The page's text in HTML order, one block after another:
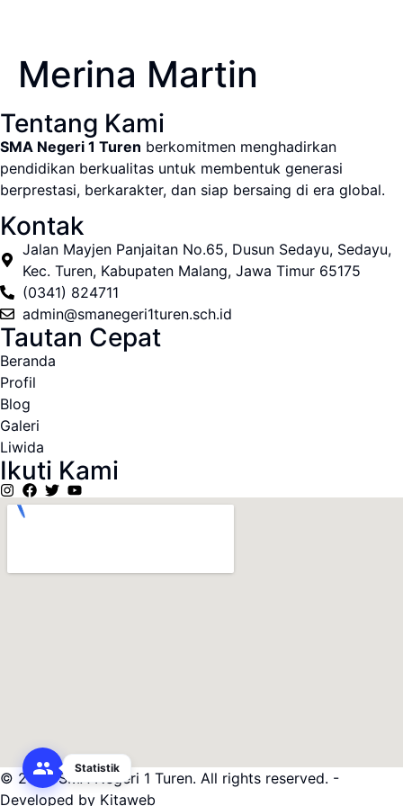
Merina Martin
Tentang Kami
SMA Negeri 1 Turen berkomitmen menghadirkan
pendidikan berkualitas untuk membentuk generasi
berprestasi, berkarakter, dan siap bersaing di era global.
Kontak
Jalan Mayjen Panjaitan No.65, Dusun Sedayu, Sedayu,
Kec. Turen, Kabupaten Malang, Jawa Timur 65175
(0341) 824711
admin@smanegeri1turen.sch.id
Tautan Cepat
Beranda
Profil
Blog
Galeri
Liwida
Ikuti Kami
© 2025 SMA Negeri 1 Turen. All rights reserved. -
Developed by Kitaweb
Statistik